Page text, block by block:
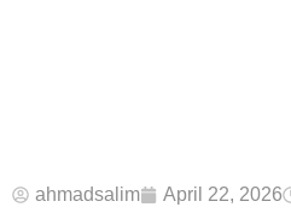
ahmadsalim April 22, 2026